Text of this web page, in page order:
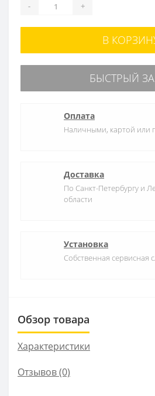
- +
В
БЫСТРЫЙ
Оплата
Наличными, картой или
Доставка
По Санкт-Петербургу и
области
Установка
Собственная сервисная
Обзор товара
Характеристики
Отзывов (0)